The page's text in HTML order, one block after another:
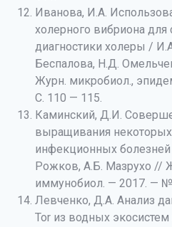
Иванова, И.А.
холерного вибриона
диагностики холеры /
Беспалова, Н.Д.
Журн. микробиол.,
С. 110 — 115.
Каминский, Д.И.
выращивания
инфекционных
Рожков, А.Б. Мазрухо //
иммунобиол. — 2017. —
Левченко, Д.А. Анализ
Tor из водных экосистем